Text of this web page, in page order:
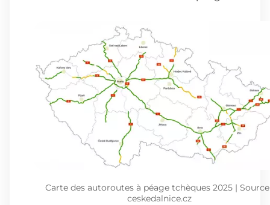
Carte des autoroutes à péage tchèques 2025 | Source
ceskedalnice.cz